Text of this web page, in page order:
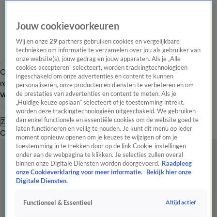
Overzicht Laatste nieuws Regionieuws Het beste van Hart
Tip de
redactie
Volg Hart van Nederland
Zoeken
OverzichtRegioUitzendingenWeerTip de redactiePanelVideo's
Jouw cookievoorkeuren
Wij en onze29 partners gebruiken cookies en vergelijkbare
technieken om informatie te verzamelen over jou als gebruiker van
onze website(s), jouw gedrag en jouw apparaten. Als je „Alle
cookies accepteren” selecteert, worden trackingtechnologieën
ingeschakeld om onze advertenties en content te kunnen
personaliseren, onze producten en diensten te verbeteren en om
de prestaties van advertenties en content te meten. Als je
„Huidige keuze opslaan” selecteert of je toestemming intrekt,
worden deze trackingtechnologieën uitgeschakeld. We gebruiken
dan enkel functionele en essentiële cookies om de website goed te
laten functioneren en veilig te houden. Je kunt dit menu op ieder
moment opnieuw openen om je keuzes te wijzigen of om je
toestemming in te trekken door op de link Cookie-instellingen
onder aan de webpagina te klikken. Je selecties zullen overal
binnen onze Digitale Diensten worden doorgevoerd. Raadpleeg
onze Cookieverklaring voor meer informatie.
Bekijk hier onze
Digitale Diensten.
Functioneel & Essentieel Altijd actief